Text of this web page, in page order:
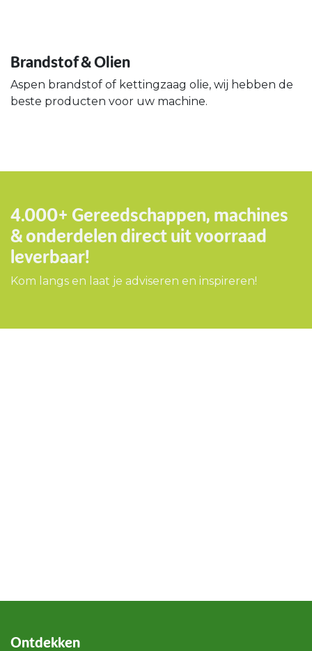
Brandstof & Olien
Aspen brandstof of kettingzaag olie, wij hebben de
beste producten voor uw machine.
4.000+ Gereedschappen, machines
& onderdelen direct uit voorraad
leverbaar!
Kom langs en laat je adviseren en inspireren!
Ontdekken